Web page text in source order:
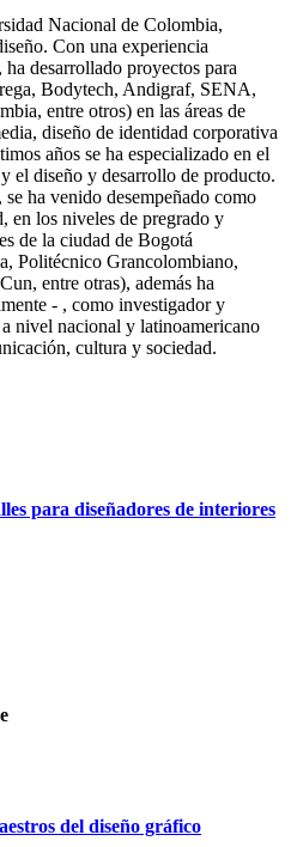
Nacional de Colombia,
Con una experiencia
desarrollado proyectos para
Bodytech, Andigraf, SENA,
entre otros) en las áreas de
diseño de identidad corporativa
años se ha especializado en el
el diseño y desarrollo de producto.
ha venido desempeñado como
en los niveles de pregrado y
de la ciudad de Bogotá
Politécnico Grancolombiano,
entre otras), además ha
- , como investigador y
nivel nacional y latinoamericano
cultura y sociedad.
para diseñadores de interiores
del diseño gráfico